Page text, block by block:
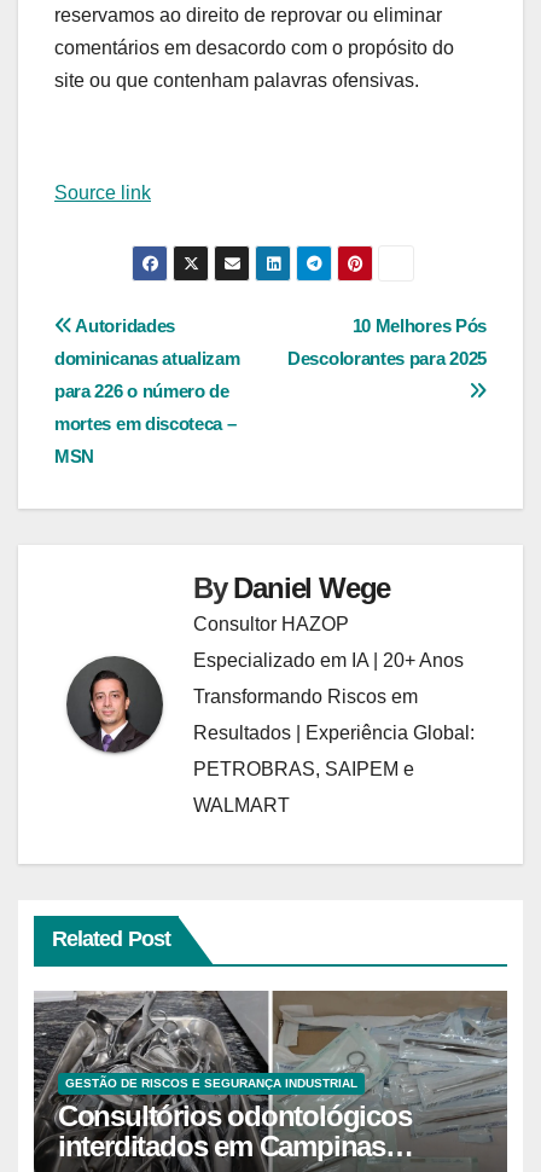
reservamos ao direito de reprovar ou eliminar
comentários em desacordo com o propósito do
site ou que contenham palavras ofensivas.
Source link
Navegação
de
Post
10 Melhores Pós
Descolorantes para 2025
Autoridades
dominicanas atualizam
para 226 o número de
mortes em discoteca –
MSN
ByDaniel Wege
Consultor HAZOP
Especializado em IA | 20+ Anos
Transformando Riscos em
Resultados | Experiência Global:
PETROBRAS, SAIPEM e
WALMART
Related Post
GESTÃO DE RISCOS E SEGURANÇA INDUSTRIAL
Consultórios odontológicos
interditados em Campinas